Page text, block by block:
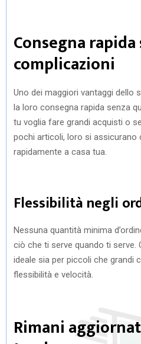
Consegna rapida
complicazioni
Uno dei maggiori vantaggi dello
la loro consegna rapida senza
tu voglia fare grandi acquisti o
pochi articoli, loro si assicurano
rapidamente a casa tua.
Flessibilità negli
Nessuna quantità minima
ciò che ti serve quando ti serve.
ideale sia per piccoli che grandi
flessibilità e velocità.
Rimani